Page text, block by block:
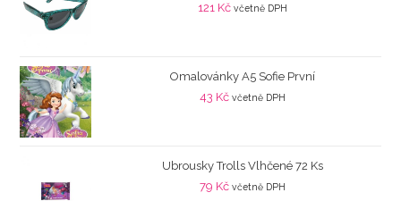
121 Kč včetně DPH
Omalovánky A5 Sofie První
43 Kč včetně DPH
Ubrousky Trolls Vlhčené 72 Ks
79 Kč včetně DPH